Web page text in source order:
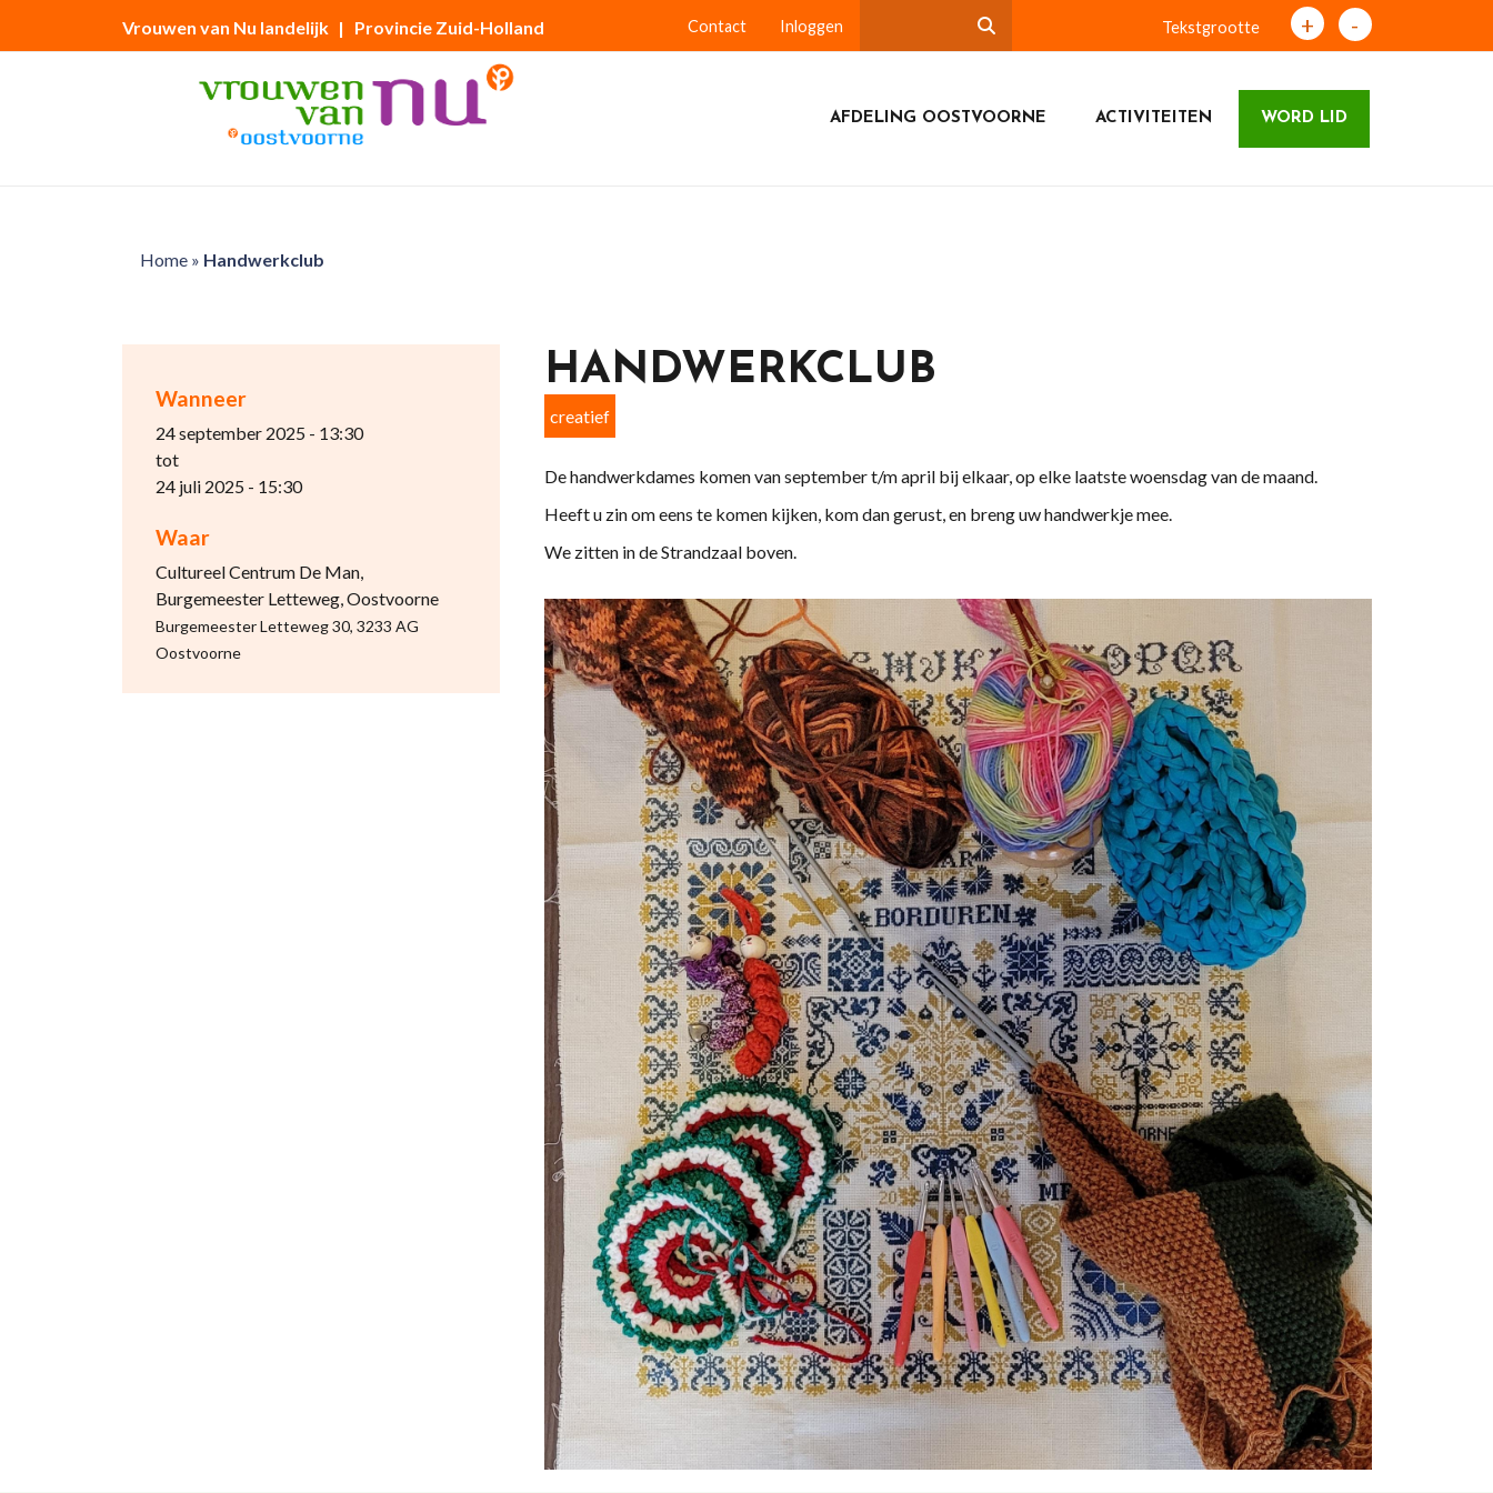
Vrouwen van Nu landelijk | Provincie Zuid-Holland Contact Inloggen Tekstgrootte + -
AFDELING OOSTVOORNE ACTIVITEITEN WORD LID
Home» Handwerkclub
Wanneer
24 september 2025 - 13:30
tot
24 juli 2025 - 15:30
Waar
Cultureel Centrum De Man,
Burgemeester Letteweg, Oostvoorne
Burgemeester Letteweg 30, 3233 AG
Oostvoorne
HANDWERKCLUB
creatief
De handwerkdames komen van september t/m april bij elkaar, op elke laatste woensdag van de maand.
Heeft u zin om eens te komen kijken, kom dan gerust, en breng uw handwerkje mee.
We zitten in de Strandzaal boven.